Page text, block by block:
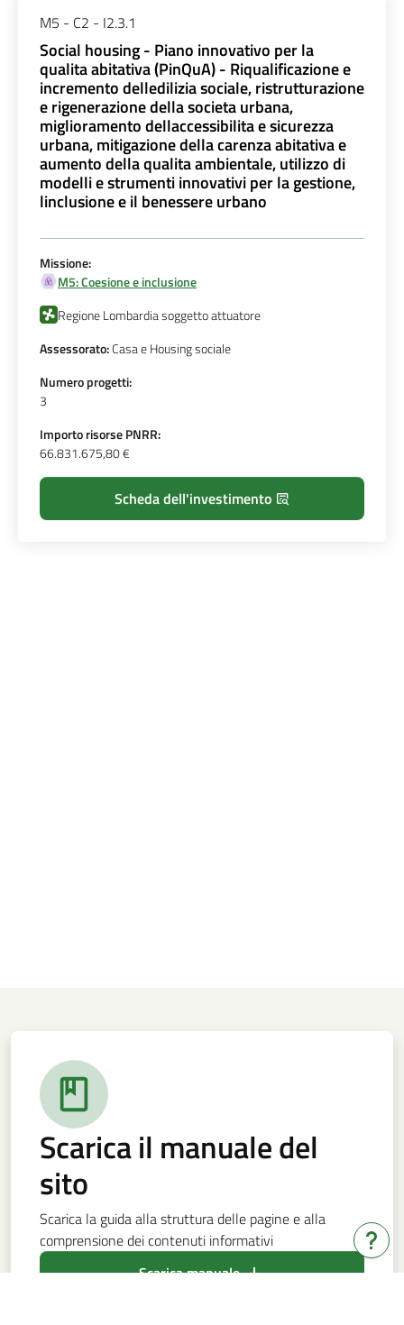
M5 - C2 - I2.3.1
Social housing - Piano innovativo per la
qualita abitativa (PinQuA) - Riqualificazione e
incremento delledilizia sociale, ristrutturazione
e rigenerazione della societa urbana,
miglioramento dellaccessibilita e sicurezza
urbana, mitigazione della carenza abitativa e
aumento della qualita ambientale, utilizzo di
modelli e strumenti innovativi per la gestione,
linclusione e il benessere urbano
Missione:
M5: Coesione e inclusione
Regione Lombardia soggetto attuatore
Assessorato:Casa e Housing sociale
Numero progetti:
3
Importo risorse PNRR:
66.831.675,80 €
Scheda dell'investimento
Scarica il manuale del
sito
Scarica la guida alla struttura delle pagine e alla
comprensione dei contenuti informativi
Scarica manuale
Hai